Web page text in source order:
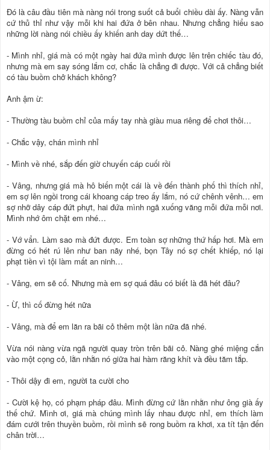
Đó là câu đầu tiên mà nàng nói trong suốt cả buổi chiều dài ấy. Nàng vẫn
cứ thủ thỉ như vậy mỗi khi hai đứa ở bên nhau. Nhưng chẳng hiểu sao
những lời nàng nói chiều ấy khiến anh day dứt thế…
- Mình nhỉ, giá mà có một ngày hai đứa mình được lên trên chiếc tàu đó,
nhưng mà em say sóng lắm cơ, chắc là chẳng đi được. Với cả chẳng biết
có tàu buồm chở khách không?
Anh ậm ừ:
- Thường tàu buồm chỉ của mấy tay nhà giàu mua riêng để chơi thôi…
- Chắc vậy, chán mình nhỉ
- Mình về nhé, sắp đến giờ chuyến cáp cuối rồi
- Vâng, nhưng giá mà hô biến một cái là về đến thành phố thì thích nhỉ,
em sợ lên ngồi trong cái khoang cáp treo ấy lắm, nó cứ chênh vênh… em
sợ nhỡ dây cáp đứt phựt, hai đứa mình ngã xuống văng mỗi đứa mỗi nơi.
Mình nhớ ôm chặt em nhé…
- Vớ vẩn. Làm sao mà đứt được. Em toàn sợ những thứ hấp hơi. Mà em
đừng có hét rú lên như ban nãy nhé, bọn Tây nó sợ chết khiếp, nó lại
phạt tiền vì tội làm mất an ninh…
- Vâng, em sẽ cố. Nhưng mà em sợ quá đâu có biết là đã hét đâu?
- Ừ, thì cố đừng hét nữa
- Vâng, mà để em lăn ra bãi cỏ thêm một lần nữa đã nhé.
Vừa nói nàng vừa ngã người quay tròn trên bãi cỏ. Nàng ghé miệng cắn
vào một cọng cỏ, lằn nhằn nó giữa hai hàm răng khít và đều tăm tắp.
- Thôi dậy đi em, người ta cười cho
- Cười kệ họ, có phạm pháp đâu. Mình đừng cứ lằn nhằn như ông già ấy
thế chứ. Mình ơi, giá mà chúng mình lấy nhau được nhỉ, em thích làm
đám cưới trên thuyền buồm, rồi mình sẽ rong buồm ra khơi, xa tít tận đến
chân trời…